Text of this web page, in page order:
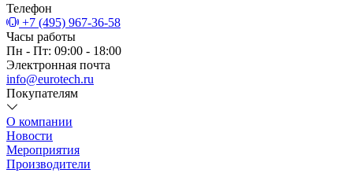
Телефон
+7 (495) 967-36-58
Часы работы
Пн - Пт: 09:00 - 18:00
Электронная почта
info@eurotech.ru
Покупателям
О компании
Новости
Мероприятия
Производители